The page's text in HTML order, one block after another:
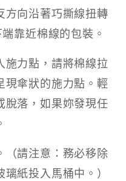
方向沿著巧撕線扭轉
靠近棉線的包裝。
施力點，請將棉線拉
現傘狀的施力點。輕
脫落，如果妳發現任
（請注意：務必移除
紙投入馬桶中。）